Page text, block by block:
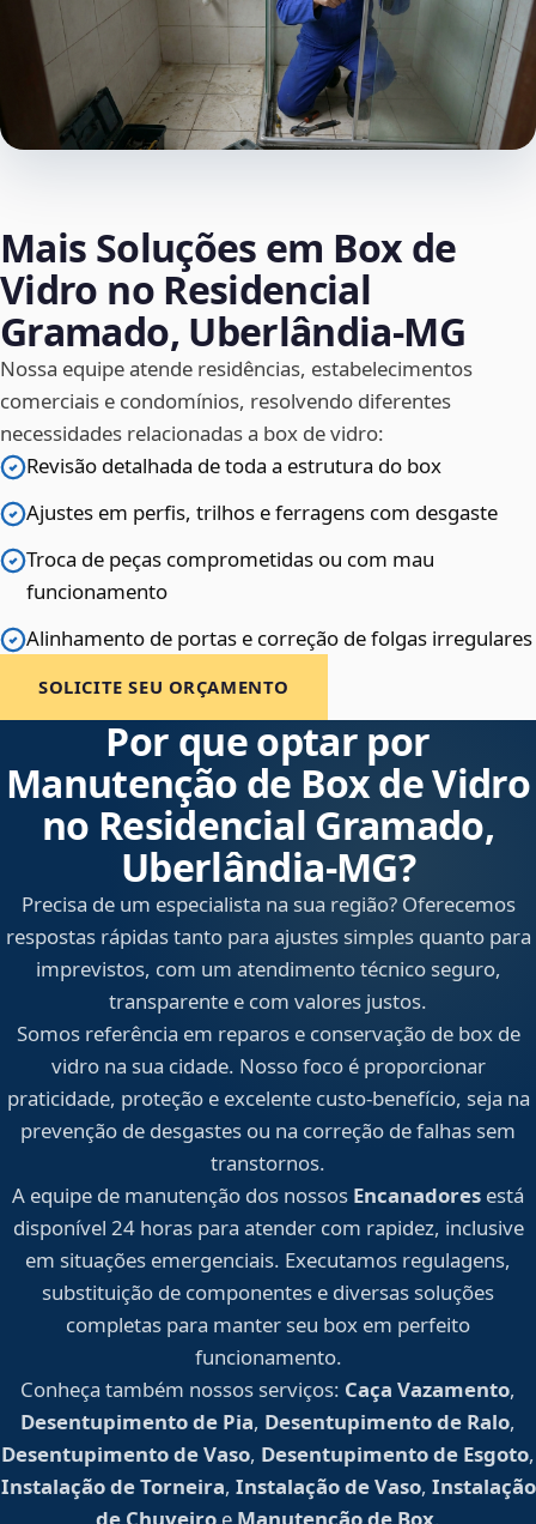
Mais Soluções em Box de
Vidro no Residencial
Gramado, Uberlândia‑MG
Nossa equipe atende residências, estabelecimentos
comerciais e condomínios, resolvendo diferentes
necessidades relacionadas a box de vidro:
Revisão detalhada de toda a estrutura do box
Ajustes em perfis, trilhos e ferragens com desgaste
Troca de peças comprometidas ou com mau
funcionamento
Alinhamento de portas e correção de folgas irregulares
SOLICITE SEU ORÇAMENTO
Por que optar por
Manutenção de Box de Vidro
no Residencial Gramado,
Uberlândia‑MG?
Precisa de um especialista na sua região? Oferecemos
respostas rápidas tanto para ajustes simples quanto para
imprevistos, com um atendimento técnico seguro,
transparente e com valores justos.
Somos referência em reparos e conservação de box de
vidro na sua cidade. Nosso foco é proporcionar
praticidade, proteção e excelente custo-benefício, seja na
prevenção de desgastes ou na correção de falhas sem
transtornos.
A equipe de manutenção dos nossos Encanadores está
disponível 24 horas para atender com rapidez, inclusive
em situações emergenciais. Executamos regulagens,
substituição de componentes e diversas soluções
completas para manter seu box em perfeito
funcionamento.
Conheça também nossos serviços: Caça Vazamento,
Desentupimento de Pia, Desentupimento de Ralo,
Desentupimento de Vaso, Desentupimento de Esgoto,
Instalação de Torneira, Instalação de Vaso, Instalação